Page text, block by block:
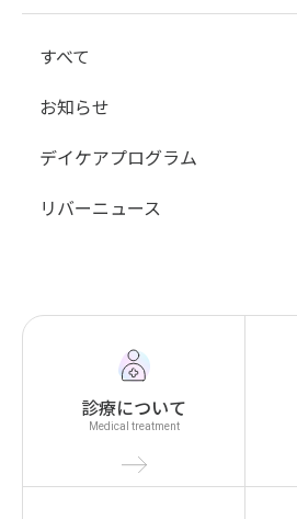
すべて
お知らせ
デイケアプログラム
リバーニュース
診療について
Medical treatment